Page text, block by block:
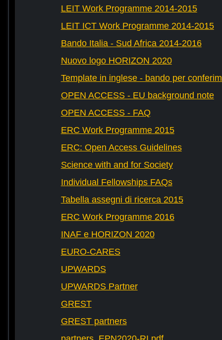
LEIT Work Programme 2014-2015
LEIT ICT Work Programme 2014-2015
Bando Italia - Sud Africa 2014-2016
Nuovo logo HORIZON 2020
Template in inglese - bando per
OPEN ACCESS - EU background note
OPEN ACCESS - FAQ
ERC Work Programme 2015
ERC: Open Access Guidelines
Science with and for Society
Individual Fellowships FAQs
Tabella assegni di ricerca 2015
ERC Work Programme 2016
INAF e HORIZON 2020
EURO-CARES
UPWARDS
UPWARDS Partner
GREST
GREST partners